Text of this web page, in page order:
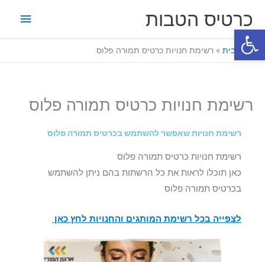
פתח סרגל נגישות
לתוכןכרטיס הטבות
ראשי
דף הבית רשימת חנויות כרטיס תמורה פלוס
רשימת חנויות כרטיס תמורה פלוס
רשימת חנויות שאפשר להשתמש בכרטיס תמורה פלוס
רשימת חנויות כרטיס תמורה פלוס
כאן תוכלו לראות את כל הרשתות בהם ניתן להשתמש
בכרטיס תמורה פלוס
לצפייה בכל רשימת המותגים והחנויות לחץ כאן